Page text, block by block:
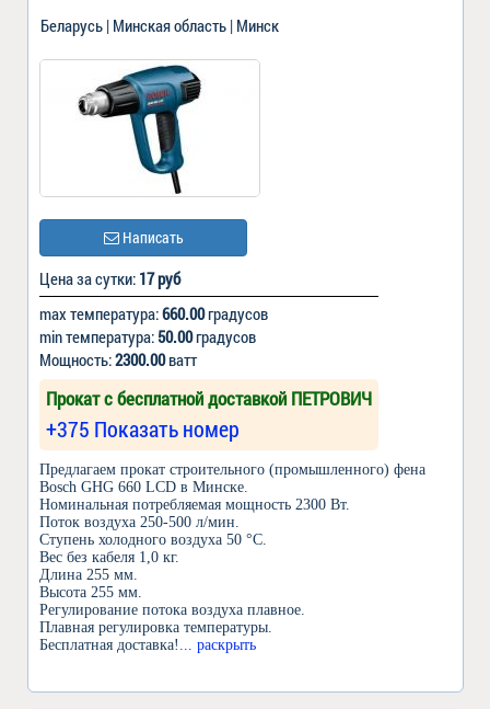
Беларусь | Минская область | Минск
Написать
Цена за сутки: 17 руб
max температура:660.00градусов
min температура: 50.00градусов
Мощность:2300.00ватт
Прокат с бесплатной доставкой ПЕТРОВИЧ
+375 Показать номер
Предлагаем прокат строительного (промышленного) фена
Bosch GHG 660 LCD в Минске.
Номинальная потребляемая мощность 2300 Вт.
Поток воздуха 250-500 л/мин.
Ступень холодного воздуха 50 °C.
Вес без кабеля 1,0 кг.
Длина 255 мм.
Высота 255 мм.
Регулирование потока воздуха плавное.
Плавная регулировка температуры.
Бесплатная доставка!
... раскрыть